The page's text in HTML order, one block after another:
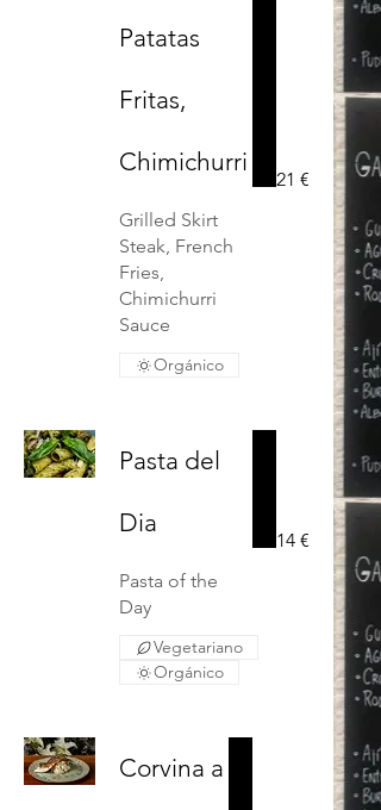
Patatas
Fritas,
Chimichurri
Grilled Skirt
Steak, French
Fries,
Chimichurri
Sauce
21 €
Orgánico
Pasta del
Dia
Pasta of the
Day
14 €
Vegetariano
Orgánico
Corvina a